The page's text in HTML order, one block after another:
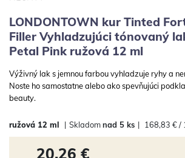
LONDONTOWN kur Tinted
Filler Vyhladzujúci tónovaný
Petal Pink ružová 12 ml
Výživný lak s jemnou farbou vyhladzuje ryhy a
Noste ho samostatne alebo ako spevňujúci
beauty.
ružová 12 ml | Skladomnad 5 ks | 168,83 € /
20,26 €